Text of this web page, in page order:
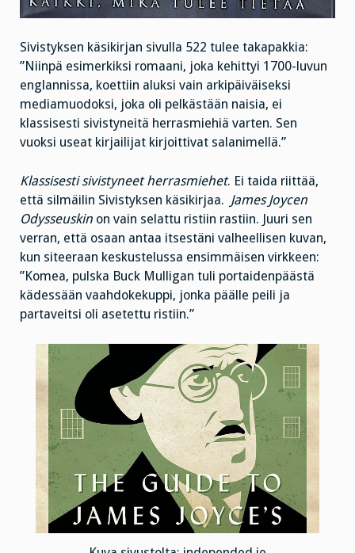
Sivistyksen käsikirjan sivulla 522 tulee takapakkia:
”Niinpä esimerkiksi romaani, joka kehittyi 1700-luvun
englannissa, koettiin aluksi vain arkipäiväiseksi
mediamuodoksi, joka oli pelkästään naisia, ei
klassisesti sivistyneitä herrasmiehiä varten. Sen
vuoksi useat kirjailijat kirjoittivat salanimellä.”
Klassisesti sivistyneet herrasmiehet. Ei taida riittää,
että silmäilin Sivistyksen käsikirjaa. James Joycen
Odysseuskin on vain selattu ristiin rastiin. Juuri sen
verran, että osaan antaa itsestäni valheellisen kuvan,
kun siteeraan keskustelussa ensimmäisen virkkeen:
”Komea, pulska Buck Mulligan tuli portaidenpäästä
kädessään vaahdokekuppi, jonka päälle peili ja
partaveitsi oli asetettu ristiin.”